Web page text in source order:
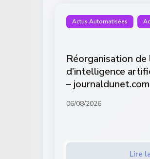
Actus Automatisées
Réorganisation de
d’intelligence
– journaldunet.com
06/08/2026
Lire